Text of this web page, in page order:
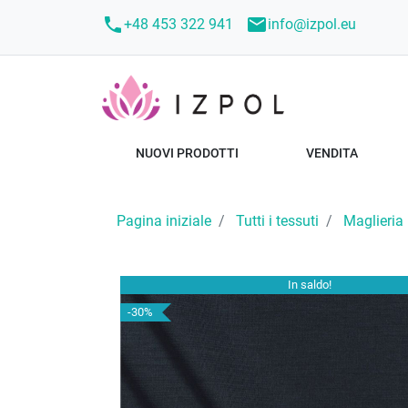
call+48 453 322 941 mailinfo@izpol.eu
NUOVI PRODOTTI VENDITA
Pagina iniziale Tutti i tessuti Maglieria
In saldo!
-30%